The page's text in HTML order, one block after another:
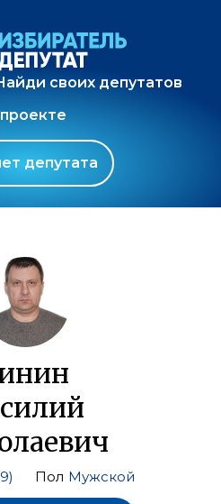
своих депутатов
депутата
Пол Мужской